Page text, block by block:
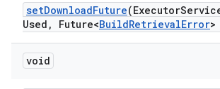
setDownloadFuture(Executor
Used , Future<BuildRetrievalError>
void